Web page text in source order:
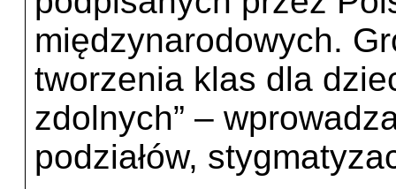
międzynarodowych.
tworzenia klas dla
zdolnych” –
podziałów,